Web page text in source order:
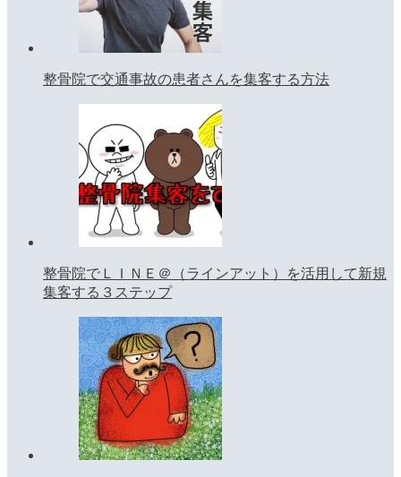
整骨院で交通事故の患者さんを集客する方法
整骨院でＬＩＮＥ＠（ラインアット）を活用して新規
集客する３ステップ